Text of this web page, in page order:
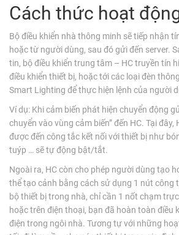
Cách thức hoạt
Bộ điều khiển nhà thông minh sẽ tiếp nhận
hoặc từ người dùng, sau đó gửi đến server.
tin, bộ điều khiển trung tâm – HC truyền tín
điều khiển thiết bị, hoặc tới các loại đèn
Smart Lighting để thực hiện lệnh của người
Ví dụ: Khi cảm biến phát hiện chuyển động
chuyển vào vùng cảm biến” đến HC. Tại
được đến công tắc kết nối với thiết bị như
tuýp … sẽ tự động bật/tắt.
Ngoài ra, HC còn cho phép người dùng tạo
thể tạo cảnh bằng cách sử dụng 1 nút công
bộ thiết bị trong nhà, chỉ cần 1 nốt chạm
hoặc trên điện thoại, bạn đã hoàn toàn điều
điện trong ngôi nhà. Tương tự với những